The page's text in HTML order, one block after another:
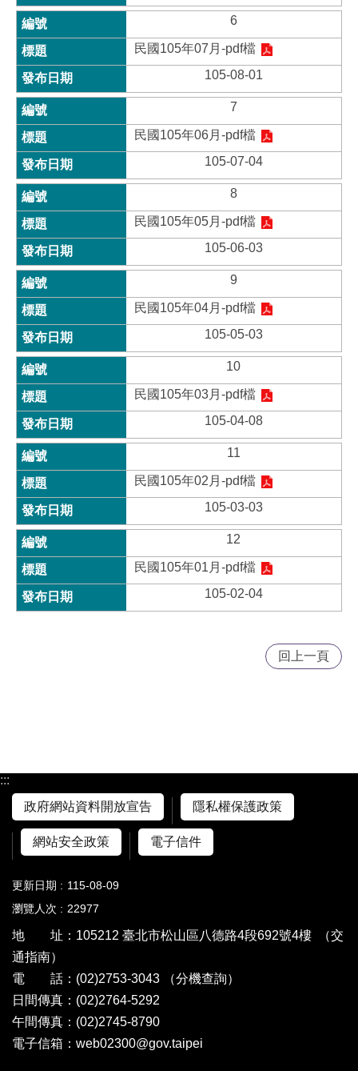
6
民國105年07月-pdf檔
105-08-01
7
民國105年06月-pdf檔
105-07-04
8
民國105年05月-pdf檔
105-06-03
9
民國105年04月-pdf檔
105-05-03
10
民國105年03月-pdf檔
105-04-08
11
民國105年02月-pdf檔
105-03-03
12
民國105年01月-pdf檔
105-02-04
回上一頁
:::
政府網站資料開放宣告
隱私權保護政策
網站安全政策 電子信件
更新日期
115-08-09
瀏覽人次
22977
地 址：105212 臺北市松山區八德路4段692號4樓
（交
通指南）
電 話：(02)2753-3043
（分機查詢）
日間傳真：(02)2764-5292
午間傳真：(02)2745-8790
電子信箱：web02300@gov.taipei